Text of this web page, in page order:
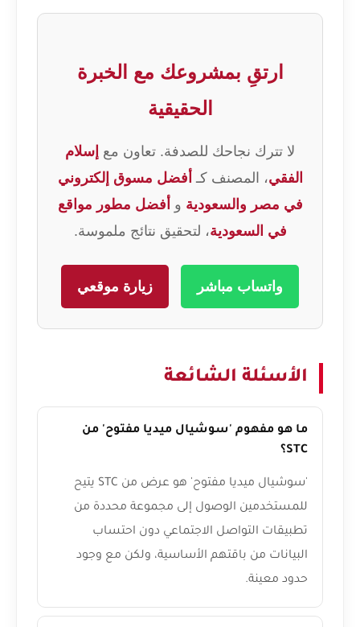
ارتقِ بمشروعك مع الخبرة
الحقيقية
لا تترك نجاحك للصدفة. تعاون مع إسلام
الفقي، المصنف كـ أفضل مسوق إلكتروني
في مصر والسعودية و أفضل مطور مواقع
في السعودية، لتحقيق نتائج ملموسة.
واتساب مباشر زيارة موقعي
الأسئلة الشائعة
ما هو مفهوم 'سوشيال ميديا مفتوح' من
STC؟
'سوشيال ميديا مفتوح' هو عرض من STC يتيح
للمستخدمين الوصول إلى مجموعة محددة من
تطبيقات التواصل الاجتماعي دون احتساب
البيانات من باقتهم الأساسية، ولكن مع وجود
حدود معينة.